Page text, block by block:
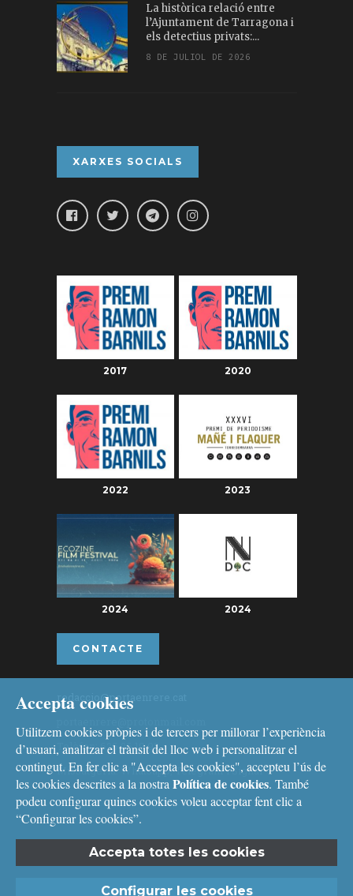
La històrica relació entre
l’Ajuntament de Tarragona i
els detectius privats:...
8 DE JULIOL DE 2026
XARXES SOCIALS
2017 2020
2022 2023
2024 2024
CONTACTE
redaccio@portaenrere.cat
Telèfon: 626 26 19 93
Missatgeria: Whatsapp, Telegram i Signal
Avís legaliPolítica de cookies
Accepta cookies
Utilitzem cookies pròpies i de tercers per millorar l’experiència
d’usuari, analitzar el trànsit del lloc web i personalitzar el
contingut. En fer clic a "Accepta les cookies", accepteu l’ús de
les cookies descrites a la nostra Política de cookies. També
podeu configurar quines cookies voleu acceptar fent clic a
“Configurar les cookies”.
Accepta totes les cookies
Configurar les cookies